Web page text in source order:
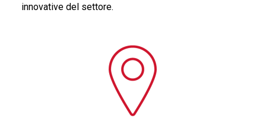
innovative del settore.